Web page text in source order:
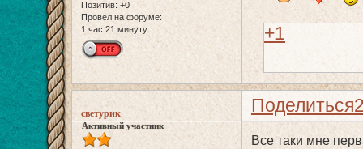
Позитив: +0
Провел на форуме:
1 час 21 минуту
+1
Поделиться
светурик
Активный участник
Все таки мне